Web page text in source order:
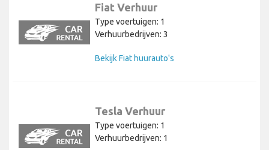
Fiat Verhuur
Type voertuigen: 1
Verhuurbedrijven: 3
Bekijk Fiat huurauto's
Tesla Verhuur
Type voertuigen: 1
Verhuurbedrijven: 1